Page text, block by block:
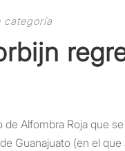
categoría
Alfombra Roja que
Guanajuato (en el